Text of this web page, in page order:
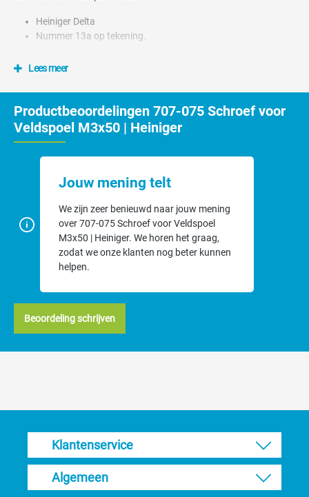
Heiniger Delta
Nummer 13a op tekening.
Lees meer
Productbeoordelingen 707-075 Schroef voor
Veldspoel M3x50 | Heiniger
Jouw mening telt
We zijn zeer benieuwd naar jouw mening
over 707-075 Schroef voor Veldspoel
M3x50 | Heiniger. We horen het graag,
zodat we onze klanten nog beter kunnen
helpen.
Beoordeling schrijven
Klantenservice
Algemeen